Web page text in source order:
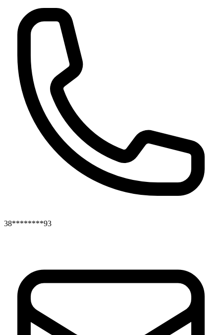
38********93